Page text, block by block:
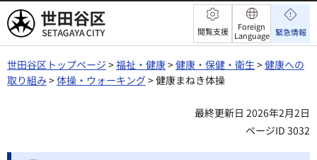
世田谷区 閲覧支援
Foreign
Language 緊急情報
世田谷区トップページ >福祉・健康>健康・保健・衛生 >健康への
取り組み >体操・ウォーキング > 健康まねき体操
最終更新日 2026年2月2日
ページID 3032